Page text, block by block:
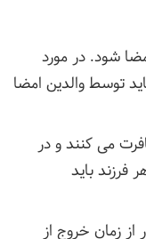
شود. در مورد
باید توسط والدین امضا
می کنند و در
فرزند باید
اعتبار از زمان خروج از